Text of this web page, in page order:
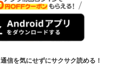
通信を気にせずにサクサク読める！